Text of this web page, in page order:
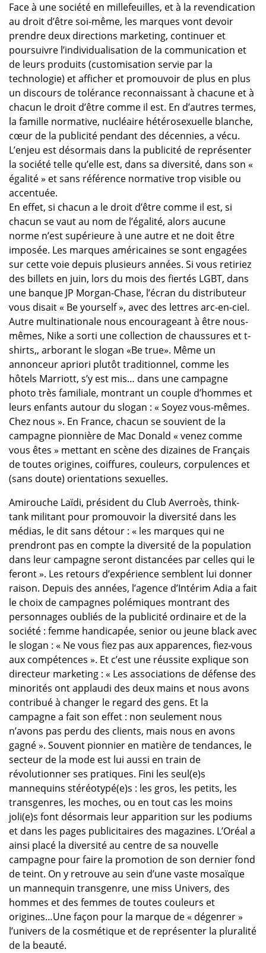
Face à une société en millefeuilles, et à la revendication
au droit d’être soi-même, les marques vont devoir
prendre deux directions marketing, continuer et
poursuivre l’individualisation de la communication et
de leurs produits (customisation servie par la
technologie) et afficher et promouvoir de plus en plus
un discours de tolérance reconnaissant à chacune et à
chacun le droit d’être comme il est. En d’autres termes,
la famille normative, nucléaire hétérosexuelle blanche,
cœur de la publicité pendant des décennies, a vécu.
L’enjeu est désormais dans la publicité de représenter
la société telle qu’elle est, dans sa diversité, dans son «
égalité » et sans référence normative trop visible ou
accentuée.
En effet, si chacun a le droit d’être comme il est, si
chacun se vaut au nom de l’égalité, alors aucune
norme n’est supérieure à une autre et ne doit être
imposée. Les marques américaines se sont engagées
sur cette voie depuis plusieurs années. Si vous retiriez
des billets en juin, lors du mois des fiertés LGBT, dans
une banque JP Morgan-Chase, l’écran du distributeur
vous disait « Be yourself », avec des lettres arc-en-ciel.
Autre multinationale nous encourageant à être nous-
mêmes, Nike a sorti une collection de chaussures et t-
shirts,, arborant le slogan «Be true». Même un
annonceur apriori plutôt traditionnel, comme les
hôtels Marriott, s’y est mis… dans une campagne
photo très familiale, montrant un couple d’hommes et
leurs enfants autour du slogan : « Soyez vous-mêmes.
Chez nous ». En France, chacun se souvient de la
campagne pionnière de Mac Donald « venez comme
vous êtes » mettant en scène des dizaines de Français
de toutes origines, coiffures, couleurs, corpulences et
(sans doute) orientations sexuelles.
Amirouche Laïdi, président du Club Averroès, think-
tank militant pour promouvoir la diversité dans les
médias, le dit sans détour : « les marques qui ne
prendront pas en compte la diversité de la population
dans leur campagne seront distancées par celles qui le
feront ». Les retours d’expérience semblent lui donner
raison. Depuis des années, l’agence d’Intérim Adia a fait
le choix de campagnes polémiques montrant des
personnages oubliés de la publicité ordinaire et de la
société : femme handicapée, senior ou jeune black avec
le slogan : « Ne vous fiez pas aux apparences, fiez-vous
aux compétences ». Et c’est une réussite explique son
directeur marketing : « Les associations de défense des
minorités ont applaudi des deux mains et nous avons
contribué à changer le regard des gens. Et la
campagne a fait son effet : non seulement nous
n’avons pas perdu des clients, mais nous en avons
gagné ». Souvent pionnier en matière de tendances, le
secteur de la mode est lui aussi en train de
révolutionner ses pratiques. Fini les seul(e)s
mannequins stéréotypé(e)s : les gros, les petits, les
transgenres, les moches, ou en tout cas les moins
joli(e)s font désormais leur apparition sur les podiums
et dans les pages publicitaires des magazines. L’Oréal a
ainsi placé la diversité au centre de sa nouvelle
campagne pour faire la promotion de son dernier fond
de teint. On y retrouve au sein d’une vaste mosaïque
un mannequin transgenre, une miss Univers, des
hommes et des femmes de toutes couleurs et
origines…Une façon pour la marque de « dégenrer »
l’univers de la cosmétique et de représenter la pluralité
de la beauté.